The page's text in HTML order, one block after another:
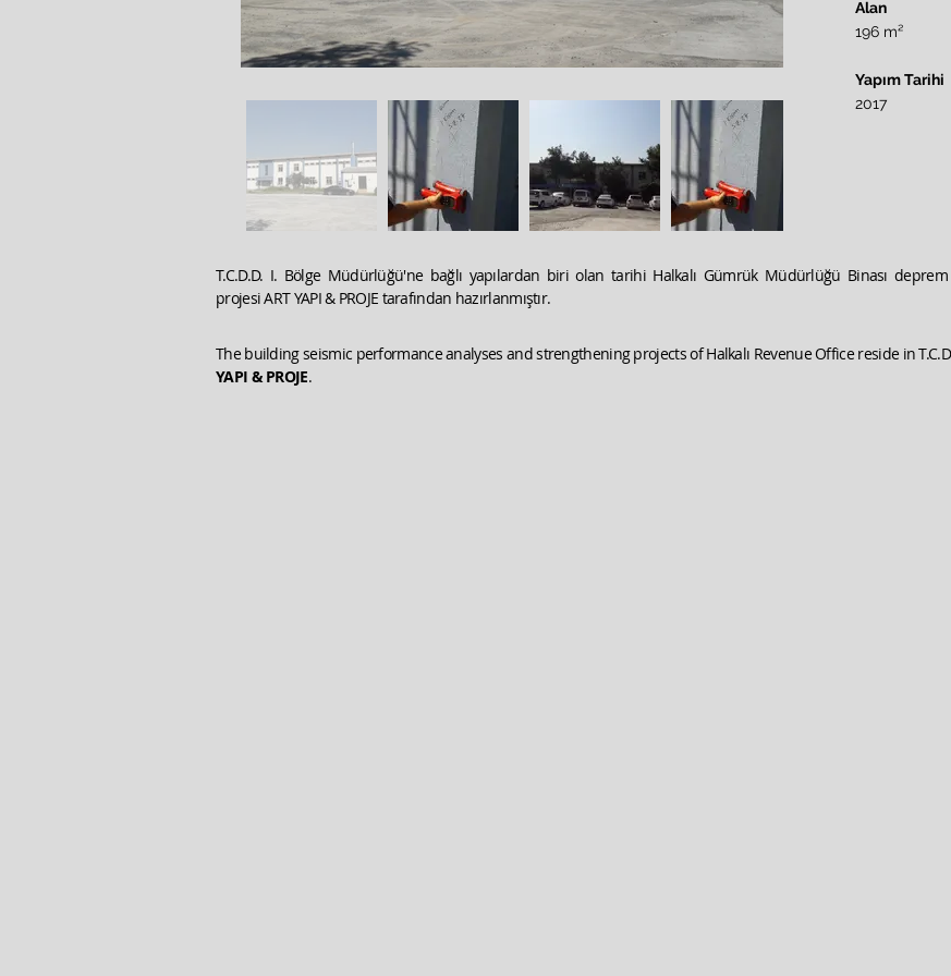
Alan
196 m²
Yapım Tarihi
2017
T.C.D.D. I. Bölge Müdürlüğü'ne bağlı yapılardan biri olan tarihi Halkalı Gümrük Müdürlüğü Binası
projesi ART YAPI & PROJE tarafından hazırlanmıştır.
The building seismic performance analyses and strengthening projects of Halkalı Revenue Office reside in
YAPI & PROJE.